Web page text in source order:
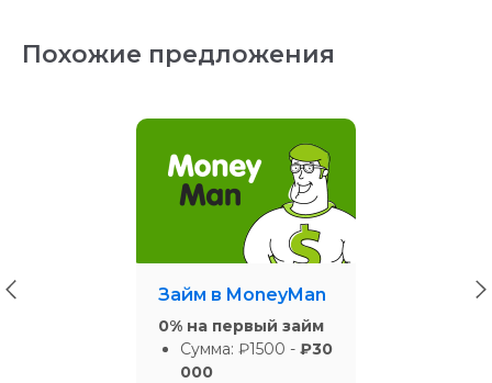
Похожие предложения
Займ в MoneyMan
0% на первый займ
Сумма: ₽1500 - ₽30
000